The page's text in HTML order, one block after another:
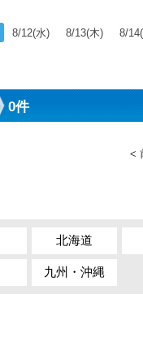
8/12(水) 8/13(木) 8/
0件
<
北海道
九州・沖縄